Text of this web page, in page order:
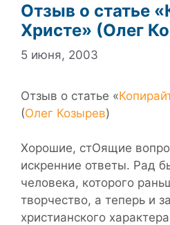
Отзыв о статье
Христе» (Олег
5 июня, 2003
Отзыв о статье «
(Олег Козырев)
Хорошие, стОящие
искренние ответы. Рад
человека, которого
творчество, а теперь и
христианского